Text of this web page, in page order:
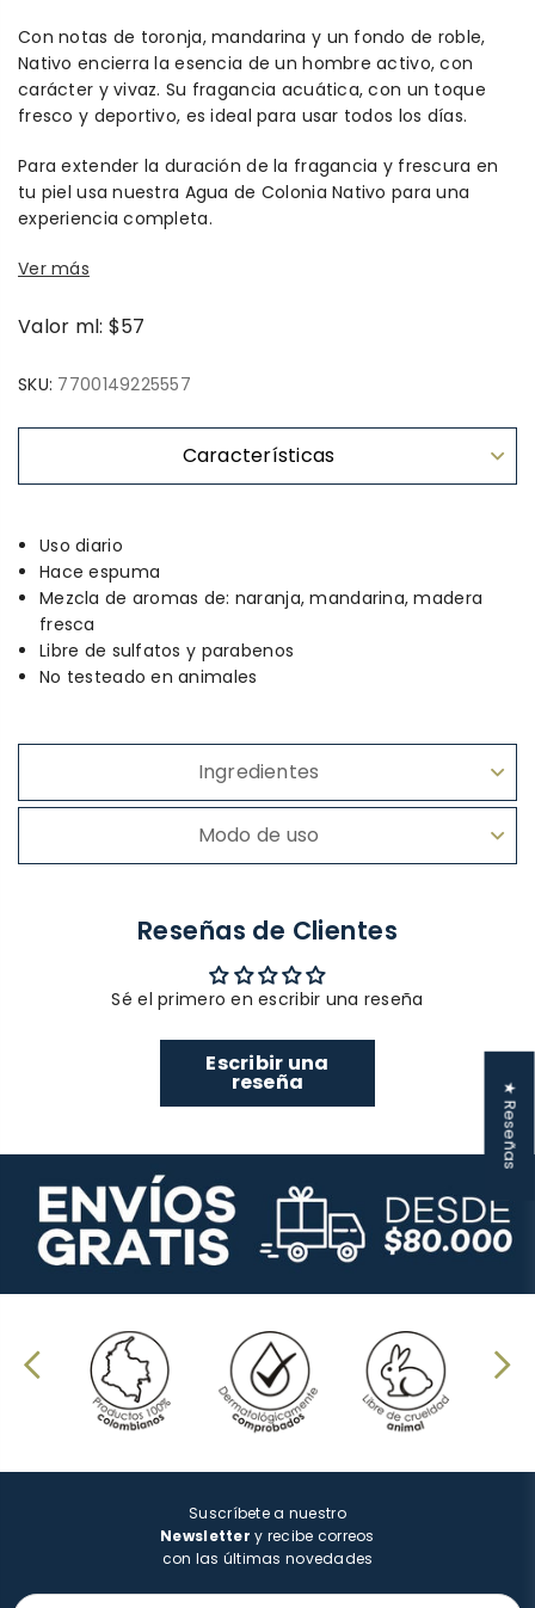
Con notas de toronja, mandarina y un fondo de roble,
Nativo encierra la esencia de un hombre activo, con
carácter y vivaz. Su fragancia acuática, con un toque
fresco y deportivo, es ideal para usar todos los días.
Para extender la duración de la fragancia y frescura en
tu piel usa nuestra Agua de Colonia Nativo para una
experiencia completa.
Ver más
Valor ml: $57
SKU: 7700149225557
Características
Uso diario
Hace espuma
Mezcla de aromas de: naranja, mandarina, madera
fresca
Libre de sulfatos y parabenos
No testeado en animales
Ingredientes
Modo de uso
Reseñas de Clientes
Sé el primero en escribir una reseña
Escribir una
reseña
Suscríbete a nuestro
Newsletter y recibe correos
con las últimas novedades
★ Reseñas